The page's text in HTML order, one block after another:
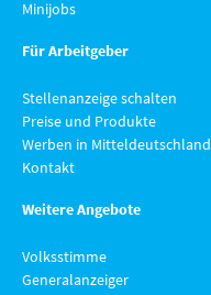
Minijobs
Für Arbeitgeber
Stellenanzeige schalten
Preise und Produkte
Werben in Mitteldeutschland
Kontakt
Weitere Angebote
Volksstimme
Generalanzeiger